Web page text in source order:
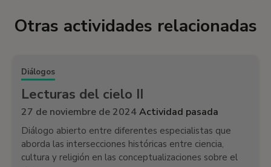
Otras actividades relacionadas
Diálogos
Lecturas del cielo II
27 de noviembre de 2024Actividad pasada
Diálogo abierto entre diferentes especialistas que
aborda las intersecciones históricas entre ciencia,
cultura y religión en las conceptualizaciones sobre el